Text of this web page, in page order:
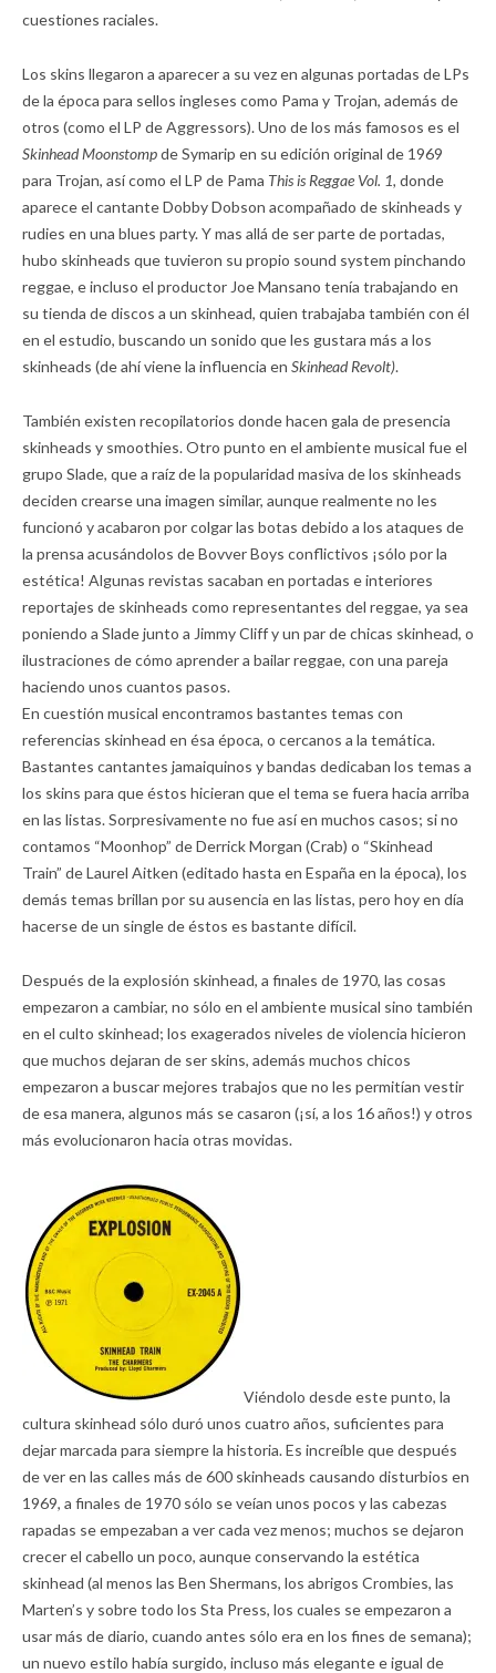
cuestiones raciales.
Los skins llegaron a aparecer a su vez en algunas portadas de LPs
de la época para sellos ingleses como Pama y Trojan, además de
otros (como el LP de Aggressors). Uno de los más famosos es el
Skinhead Moonstompde Symarip en su edición original de 1969
para Trojan, así como el LP de Pama This is Reggae Vol. 1, donde
aparece el cantante Dobby Dobson acompañado de skinheads y
rudies en una blues party. Y mas allá de ser parte de portadas,
hubo skinheads que tuvieron su propio sound system pinchando
reggae, e incluso el productor Joe Mansano tenía trabajando en
su tienda de discos a un skinhead, quien trabajaba también con él
en el estudio, buscando un sonido que les gustara más a los
skinheads (de ahí viene la influencia en Skinhead Revolt).
También existen recopilatorios donde hacen gala de presencia
skinheads y smoothies. Otro punto en el ambiente musical fue el
grupo Slade, que a raíz de la popularidad masiva de los skinheads
deciden crearse una imagen similar, aunque realmente no les
funcionó y acabaron por colgar las botas debido a los ataques de
la prensa acusándolos de Bovver Boys conflictivos ¡sólo por la
estética! Algunas revistas sacaban en portadas e interiores
reportajes de skinheads como representantes del reggae, ya sea
poniendo a Slade junto a Jimmy Cliff y un par de chicas skinhead, o
ilustraciones de cómo aprender a bailar reggae, con una pareja
haciendo unos cuantos pasos.
En cuestión musical encontramos bastantes temas con
referencias skinhead en ésa época, o cercanos a la temática.
Bastantes cantantes jamaiquinos y bandas dedicaban los temas a
los skins para que éstos hicieran que el tema se fuera hacia arriba
en las listas. Sorpresivamente no fue así en muchos casos; si no
contamos “Moonhop” de Derrick Morgan (Crab) o “Skinhead
Train” de Laurel Aitken (editado hasta en España en la época), los
demás temas brillan por su ausencia en las listas, pero hoy en día
hacerse de un single de éstos es bastante difícil.
Después de la explosión skinhead, a finales de 1970, las cosas
empezaron a cambiar, no sólo en el ambiente musical sino también
en el culto skinhead; los exagerados niveles de violencia hicieron
que muchos dejaran de ser skins, además muchos chicos
empezaron a buscar mejores trabajos que no les permitían vestir
de esa manera, algunos más se casaron (¡sí, a los 16 años!) y otros
más evolucionaron hacia otras movidas.
Viéndolo desde este punto, la
cultura skinhead sólo duró unos cuatro años, suficientes para
dejar marcada para siempre la historia. Es increíble que después
de ver en las calles más de 600 skinheads causando disturbios en
1969, a finales de 1970 sólo se veían unos pocos y las cabezas
rapadas se empezaban a ver cada vez menos; muchos se dejaron
crecer el cabello un poco, aunque conservando la estética
skinhead (al menos las Ben Shermans, los abrigos Crombies, las
Marten’s y sobre todo los Sta Press, los cuales se empezaron a
usar más de diario, cuando antes sólo era en los fines de semana);
un nuevo estilo había surgido, incluso más elegante e igual de